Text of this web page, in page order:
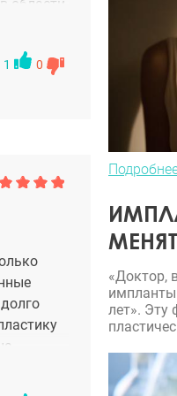
области
к
я,
1 0
«Доктор,
лет». Эту